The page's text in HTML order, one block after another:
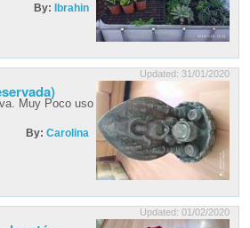
By: Ibrahin
Updated: 31/01/2020
Muy Poco uso
By: Carolina
Updated: 01/02/2020